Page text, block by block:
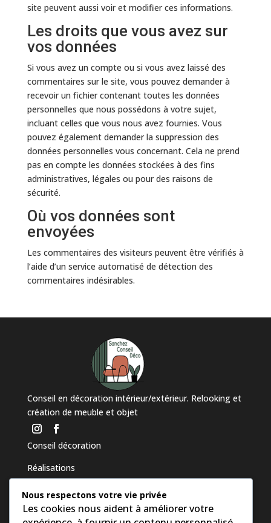
site peuvent aussi voir et modifier ces informations.
Les droits que vous avez sur
vos données
Si vous avez un compte ou si vous avez laissé des
commentaires sur le site, vous pouvez demander à
recevoir un fichier contenant toutes les données
personnelles que nous possédons à votre sujet,
incluant celles que vous nous avez fournies. Vous
pouvez également demander la suppression des
données personnelles vous concernant. Cela ne prend
pas en compte les données stockées à des fins
administratives, légales ou pour des raisons de
sécurité.
Où vos données sont
envoyées
Les commentaires des visiteurs peuvent être vérifiés à
l’aide d’un service automatisé de détection des
commentaires indésirables.
Conseil en décoration intérieur/extérieur. Relooking et
création de meuble et objet
Conseil décoration
Réalisations
Aérogommage
Contact
Nous respectons votre vie privée
Les cookies nous aident à améliorer votre